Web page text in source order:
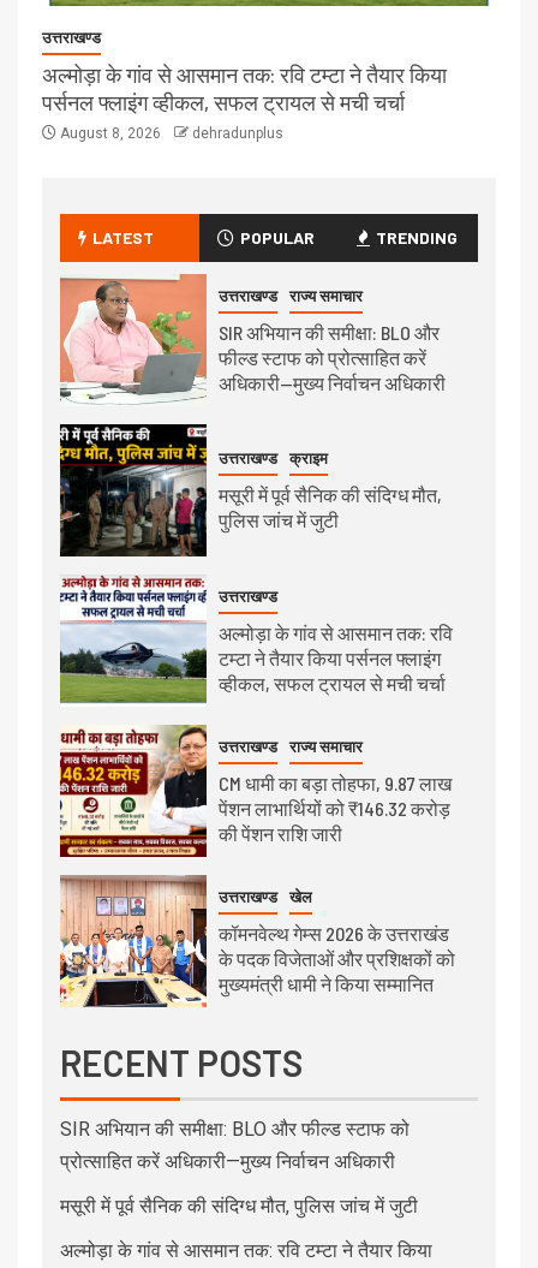
उत्तराखण्ड
अल्मोड़ा के गांव से आसमान तक: रवि टम्टा ने तैयार किया
पर्सनल फ्लाइंग व्हीकल, सफल ट्रायल से मची चर्चा
August 8, 2026 dehradunplus
LATEST POPULAR TRENDING
उत्तराखण्ड राज्य समाचार
SIR अभियान की समीक्षा: BLO और
फील्ड स्टाफ को प्रोत्साहित करें
अधिकारी—मुख्य निर्वाचन अधिकारी
उत्तराखण्ड क्राइम
मसूरी में पूर्व सैनिक की संदिग्ध मौत,
पुलिस जांच में जुटी
उत्तराखण्ड
अल्मोड़ा के गांव से आसमान तक: रवि
टम्टा ने तैयार किया पर्सनल फ्लाइंग
व्हीकल, सफल ट्रायल से मची चर्चा
उत्तराखण्ड राज्य समाचार
CM धामी का बड़ा तोहफा, 9.87 लाख
पेंशन लाभार्थियों को ₹146.32 करोड़
की पेंशन राशि जारी
उत्तराखण्ड खेल
कॉमनवेल्थ गेम्स 2026 के उत्तराखंड
के पदक विजेताओं और प्रशिक्षकों को
मुख्यमंत्री धामी ने किया सम्मानित
RECENT POSTS
SIR अभियान की समीक्षा: BLO और फील्ड स्टाफ को
प्रोत्साहित करें अधिकारी—मुख्य निर्वाचन अधिकारी
मसूरी में पूर्व सैनिक की संदिग्ध मौत, पुलिस जांच में जुटी
अल्मोड़ा के गांव से आसमान तक: रवि टम्टा ने तैयार किया